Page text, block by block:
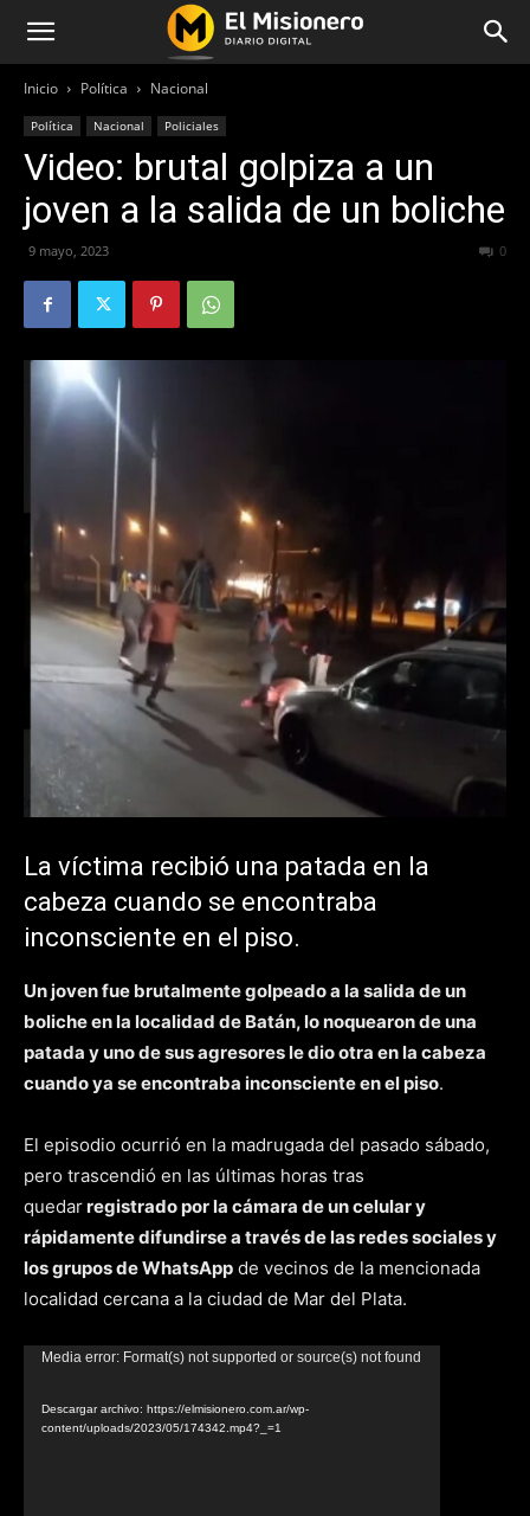
Inicio Política Nacional
Política Nacional Policiales
Video: brutal golpiza a un
joven a la salida de un boliche
9 mayo, 2023 0
La víctima recibió una patada en la
cabeza cuando se encontraba
inconsciente en el piso.
Un joven fue brutalmente golpeado a la salida de un
boliche en la localidad de Batán, lo noquearon de una
patada y uno de sus agresores le dio otra en la cabeza
cuando ya se encontraba inconsciente en el piso.
El episodio ocurrió en la madrugada del pasado sábado,
pero trascendió en las últimas horas tras
quedarregistrado por la cámara de un celular y
rápidamente difundirse a través de las redes sociales y
los grupos de WhatsApp de vecinos de la mencionada
localidad cercana a la ciudad de Mar del Plata.
Reproductor
video
Media error: Format(s) not supported or source(s) not found
Descargar archivo: https://elmisionero.com.ar/wp-
content/uploads/2023/05/174342.mp4?_=1